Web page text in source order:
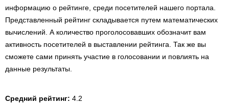
информацию о рейтинге, среди посетителей нашего портала.
Представленный рейтинг складывается путем математических
вычислений. А количество проголосовавших обозначит вам
активность посетителей в выставлении рейтинга. Так же вы
сможете сами принять участие в голосовании и повлиять на
данные результаты.
Средний рейтинг: 4.2